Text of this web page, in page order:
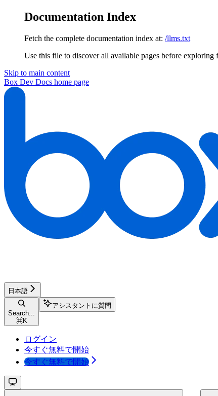
Documentation Index
Fetch the complete documentation index at: /llms.txt
Use this file to discover all available pages before exploring
Skip to main content
Box Dev Docs home page
日本語
Search...
⌘K
アシスタントに質問
ログイン
今すぐ無料で開始
今すぐ無料で開始